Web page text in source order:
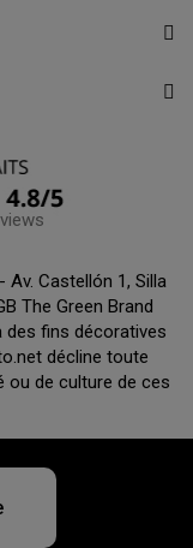
- Av. Castellón 1, Silla
The Green Brand
des fins décoratives
décline toute
ou de culture de ces